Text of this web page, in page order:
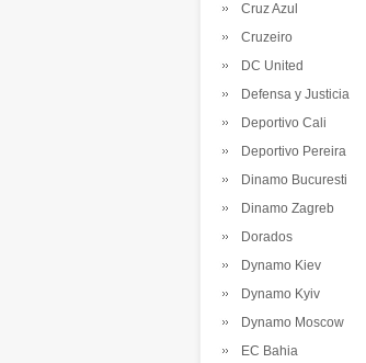
Cruz Azul
Cruzeiro
DC United
Defensa y Justicia
Deportivo Cali
Deportivo Pereira
Dinamo Bucuresti
Dinamo Zagreb
Dorados
Dynamo Kiev
Dynamo Kyiv
Dynamo Moscow
EC Bahia